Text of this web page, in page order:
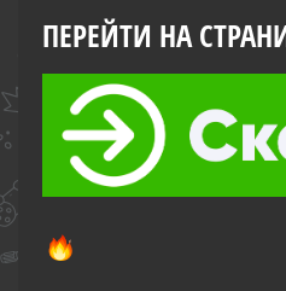
ПЕРЕЙТИ НА